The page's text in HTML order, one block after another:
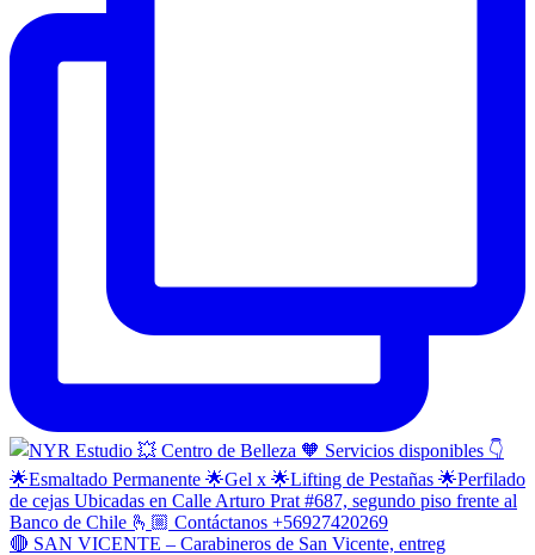
🔴 SAN VICENTE – Carabineros de San Vicente, entreg